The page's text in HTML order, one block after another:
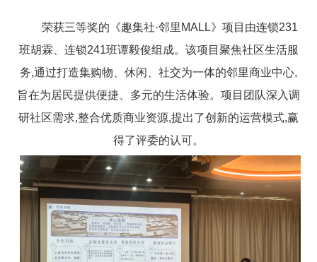
荣获三等奖的《趣集社·邻里MALL》项目由连锁231
班胡霖、连锁241班谭毅俊组成。该项目聚焦社区生活服
务,通过打造集购物、休闲、社交为一体的邻里商业中心,
旨在为居民提供便捷、多元的生活体验。项目团队深入调
研社区需求,整合优质商业资源,提出了创新的运营模式,赢
得了评委的认可。